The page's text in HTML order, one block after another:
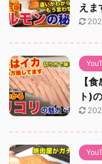
えま
【
ト)